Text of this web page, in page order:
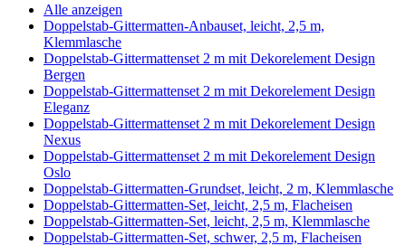
Alle anzeigen
Doppelstab-Gittermatten-Anbauset, leicht, 2,5 m,
Klemmlasche
Doppelstab-Gittermattenset 2 m mit Dekorelement Design
Bergen
Doppelstab-Gittermattenset 2 m mit Dekorelement Design
Eleganz
Doppelstab-Gittermattenset 2 m mit Dekorelement Design
Nexus
Doppelstab-Gittermattenset 2 m mit Dekorelement Design
Oslo
Doppelstab-Gittermatten-Grundset, leicht, 2 m, Klemmlasche
Doppelstab-Gittermatten-Set, leicht, 2,5 m, Flacheisen
Doppelstab-Gittermatten-Set, leicht, 2,5 m, Klemmlasche
Doppelstab-Gittermatten-Set, schwer, 2,5 m, Flacheisen